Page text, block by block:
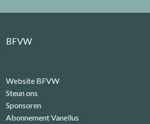
BFVW
Website BFVW
Steun ons
Sponsoren
Abonnement Vanellus